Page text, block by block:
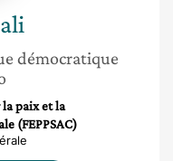
démocratique
paix et la
(FEPPSAC)